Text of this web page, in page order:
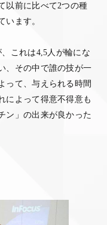
以前に比べて2つの種
います。
これは4,5人が輪にな
、その中で誰の技が一
って、与えられる時間
によって得意不得意も
ン」の出来が良かった